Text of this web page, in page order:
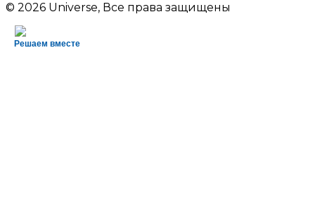
© 2026 Universe, Все права защищены
Решаем вместе